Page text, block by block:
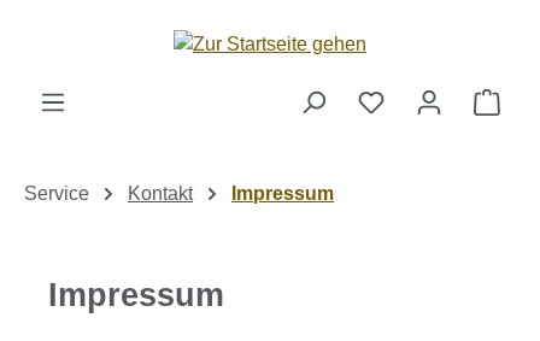
Zum Hauptinhalt springen
Service Kontakt Impressum
Impressum